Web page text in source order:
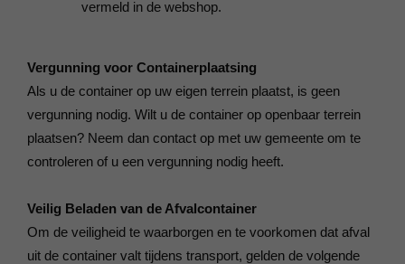
vermeld in de webshop.
Vergunning voor Containerplaatsing
Als u de container op uw eigen terrein plaatst, is geen
vergunning nodig. Wilt u de container op openbaar terrein
plaatsen? Neem dan contact op met uw gemeente om te
controleren of u een vergunning nodig heeft.
Veilig Beladen van de Afvalcontainer
Om de veiligheid te waarborgen en te voorkomen dat afval
uit de container valt tijdens transport, gelden de volgende